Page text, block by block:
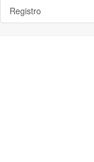
Registro